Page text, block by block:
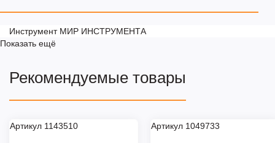
Инструмент МИР ИНСТРУМЕНТА
Показать ещё
Рекомендуемые товары
Артикул 1143510 Артикул 1049733